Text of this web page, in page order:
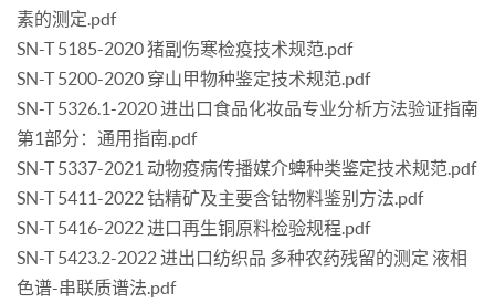
素的测定.pdf
SN-T 5185-2020 猪副伤寒检疫技术规范.pdf
SN-T 5200-2020 穿山甲物种鉴定技术规范.pdf
SN-T 5326.1-2020 进出口食品化妆品专业分析方法验证指南
第1部分：通用指南.pdf
SN-T 5337-2021 动物疫病传播媒介蜱种类鉴定技术规范.pdf
SN-T 5411-2022 钴精矿及主要含钴物料鉴别方法.pdf
SN-T 5416-2022 进口再生铜原料检验规程.pdf
SN-T 5423.2-2022 进出口纺织品 多种农药残留的测定 液相
色谱-串联质谱法.pdf